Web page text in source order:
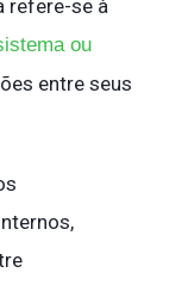
refere-se à
ou
entre seus